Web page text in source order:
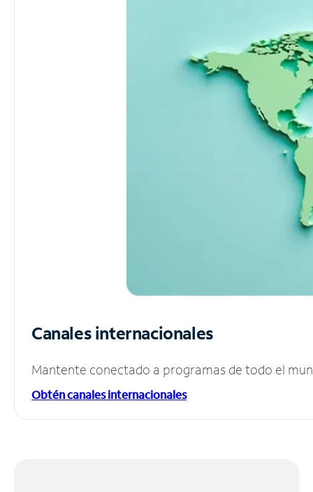
Canales internacionales
Mantente conectado a programas de todo el
Obtén canales internacionales